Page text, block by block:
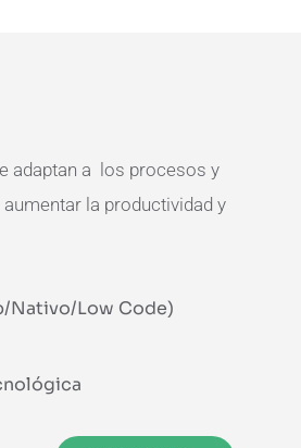
adaptan a los procesos y
la productividad y
Nativo/Low Code)